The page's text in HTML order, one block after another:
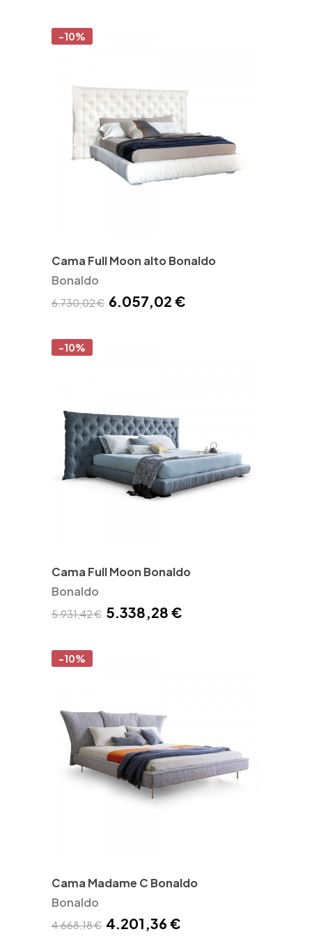
-10%
Cama Full Moon alto Bonaldo
Bonaldo
6.730,02 € 6.057,02 €
-10%
Cama Full Moon Bonaldo
Bonaldo
5.931,42 € 5.338,28 €
-10%
Cama Madame C Bonaldo
Bonaldo
4.668,18 € 4.201,36 €